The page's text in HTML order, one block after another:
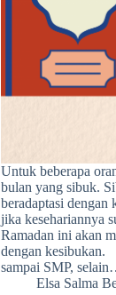
Untuk beberapa
bulan yang sibuk.
beradaptasi dengan
jika kesehariannya
Ramadan ini akan
dengan kesibukan.
sampai SMP,
Elsa Salma